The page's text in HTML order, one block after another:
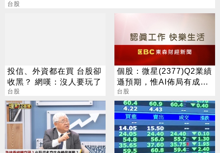
台股
投信、外資都在買 台股卻
收黑？ 網嘆：沒人要玩了
台股
個股：微星(2377)Q2業績
遜預期，惟AI佈局有成股
價震盪走多，週一大拉尾
盤
台股